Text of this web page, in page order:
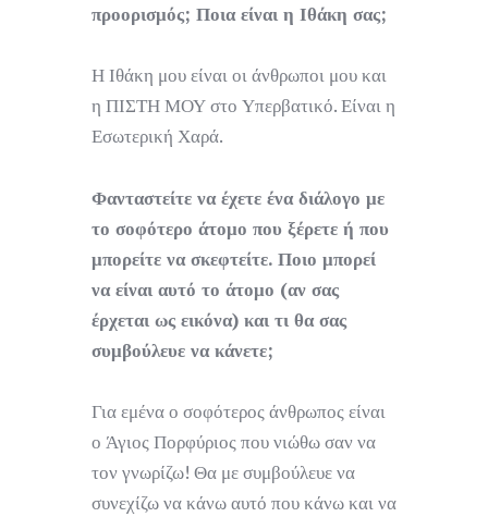
προορισμός; Ποια είναι η Ιθάκη σας;
Η Ιθάκη μου είναι οι άνθρωποι μου και
η ΠΙΣΤΗ ΜΟΥ στο Υπερβατικό. Είναι η
Εσωτερική Χαρά.
Φανταστείτε να έχετε ένα διάλογο με
το σοφότερο άτομο που ξέρετε ή που
μπορείτε να σκεφτείτε. Ποιο μπορεί
να είναι αυτό το άτομο (αν σας
έρχεται ως εικόνα) και τι θα σας
συμβούλευε να κάνετε;
Για εμένα ο σοφότερος άνθρωπος είναι
ο Άγιος Πορφύριος που νιώθω σαν να
τον γνωρίζω! Θα με συμβούλευε να
συνεχίζω να κάνω αυτό που κάνω και να